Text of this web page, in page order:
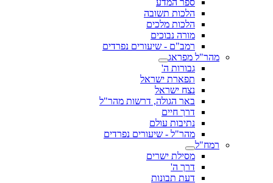
ספר המדע
הלכות תשובה
הלכות מלכים
מורה נבוכים
רמב"ם - שיעורים נפרדים
מהר"ל מפראג
גבורות ה'
תפארת ישראל
נצח ישראל
באר הגולה, דרשות מהר"ל
דרך חיים
נתיבות עולם
מהר"ל - שיעורים נפרדים
רמח"ל
מסילת ישרים
דרך ה'
דעת תבונות